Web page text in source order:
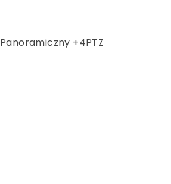
Panoramiczny +4PTZ